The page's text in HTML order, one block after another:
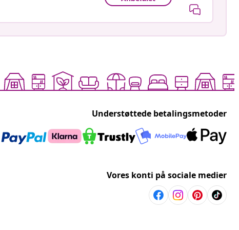
Understøttede betalingsmetoder
Vores konti på sociale medier